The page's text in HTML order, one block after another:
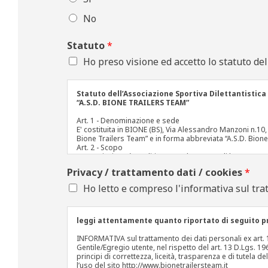
No
Statuto*
Ho preso visione ed accetto lo statuto
Statuto dell’Associazione Sportiva Dilettantistica
“A.S.D. BIONE TRAILERS TEAM”
Art. 1 - Denominazione e sede
E' costituita in BIONE (BS), Via Alessandro Manzoni
Bione Trailers Team” e in forma abbreviata “A.S.D.
Art. 2 - Scopo
L'associazione è apolitica e non ha scopo di lucro.
Essa, conseguito il riconoscimento ai fini sportivi e
disciplina dello sport dilettantistico in tutte le discipline
mediante la gestione di ogni forma di attività
alla pratica dello sport, nonché lo svolgimento di
Nella propria sede l’associazione potrà svolgere
Federazione Italiana di Atletica Leggera tutti coloro
L'associazione è altresì caratterizzata dalla
bilancio; si deve avvalere prevalentemente di
autonomo se non per assicurare il regolare
L'associazione accetta incondizionatamente di
Privacy / trattamento dati / cookies*
Ho letto e compreso l'informativa sul
leggi attentamente quanto riportato di seguito
INFORMATIVA sul trattamento dei dati personali ex
Gentile/Egregio utente, nel rispetto del art. 13 D.Lgs.
principi di correttezza, liceità, trasparenza e di tutela
l’uso del sito http://www.bionetrailersteam.it